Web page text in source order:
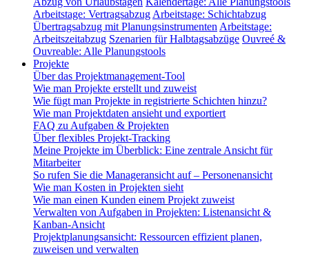
Arbeitstage: Vertragsabzug Arbeitstage: Schichtabzug
Übertragsabzug mit Planungsinstrumenten Arbeitstage:
Arbeitszeitabzug Szenarien für Halbtagsabzüge Ouvreé &
Ouvreable: Alle Planungstools
Projekte
Über das Projektmanagement-Tool
Wie man Projekte erstellt und zuweist
Wie fügt man Projekte in registrierte Schichten hinzu?
Wie man Projektdaten ansieht und exportiert
FAQ zu Aufgaben & Projekten
Über flexibles Projekt-Tracking
Meine Projekte im Überblick: Eine zentrale Ansicht für
Mitarbeiter
So rufen Sie die Manageransicht auf – Personenansicht
Wie man Kosten in Projekten sieht
Wie man einen Kunden einem Projekt zuweist
Verwalten von Aufgaben in Projekten: Listenansicht &
Kanban-Ansicht
Projektplanungsansicht: Ressourcen effizient planen,
zuweisen und verwalten